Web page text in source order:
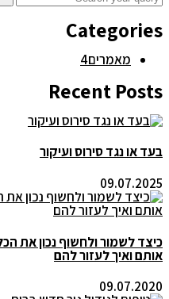
Categories
מאמרים4
Recent Posts
בעד או נגד סירוס ועיקור
09.07.2025
כיצד לשמור ולחשוף נכון את
אותם ואיך לעזור להם
09.07.2020